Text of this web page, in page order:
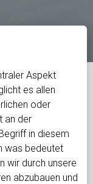
Aspekt
es allen
oder
an der
in diesem
was bedeutet
wir durch unsere
abzubauen und